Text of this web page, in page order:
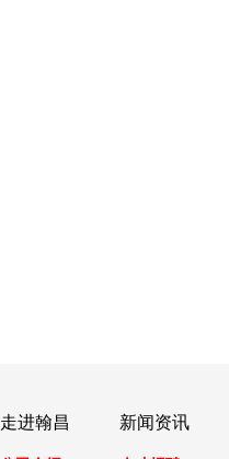
走进翰昌 新闻资讯